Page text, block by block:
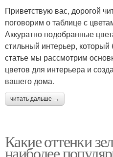
Приветствую вас, дорогой
поговорим о таблице с
Аккуратно подобранные
стильный интерьер, который
статье мы рассмотрим
цветов для интерьера и
вашего дома.
читать дальше →
Какие оттенки
наиболее